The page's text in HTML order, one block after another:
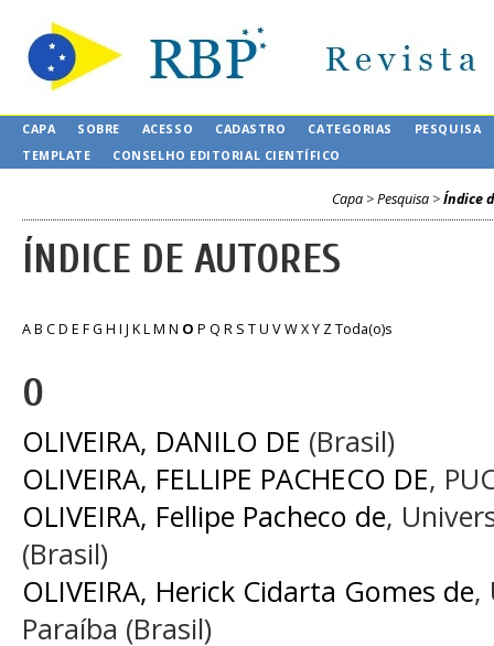
CAPA SOBRE ACESSO CADASTRO CATEGORIAS
PESQUISA
TEMPLATE
CONSELHO EDITORIAL CIENTÍFICO
Capa >Pesquisa >Índice
ÍNDICE DE AUTORES
AB CD E FG H I J KLM N O P Q R S TU VWXY ZToda(o)s
O
OLIVEIRA, DANILO DE (Brasil)
OLIVEIRA, FELLIPE PACHECO DE,
OLIVEIRA, Fellipe Pacheco de,
(Brasil)
OLIVEIRA, Herick Cidarta Gomes de,
Paraíba (Brasil)